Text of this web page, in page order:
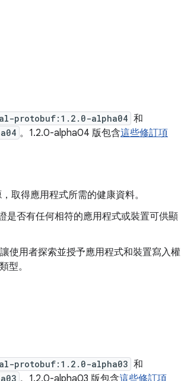
protobuf:1.2.0-alpha04 和
。1.2.0-alpha04 版包含這些修訂項
取得應用程式所需的健康資料。
是否有任何相符的應用程式或裝置可供顯
使用者探索並授予應用程式和裝置寫入權
型。
protobuf:1.2.0-alpha03 和
。1.2.0-alpha03 版包含這些修訂項